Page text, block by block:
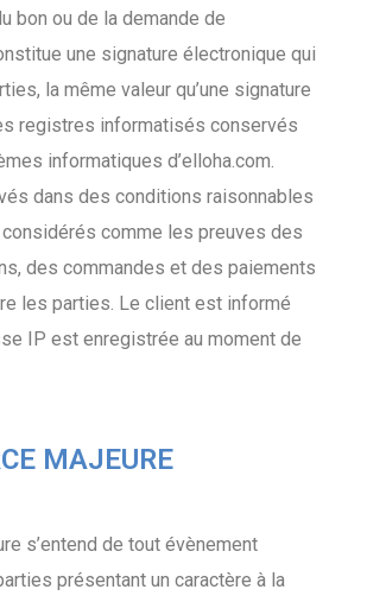
bon ou de la demande de
une signature électronique qui
la même valeur qu’une signature
registres informatisés conservés
informatiques d’elloha.com.
dans des conditions raisonnables
comme les preuves des
des commandes et des paiements
les parties. Le client est informé
IP est enregistrée au moment de
MAJEURE
s’entend de tout évènement
présentant un caractère à la